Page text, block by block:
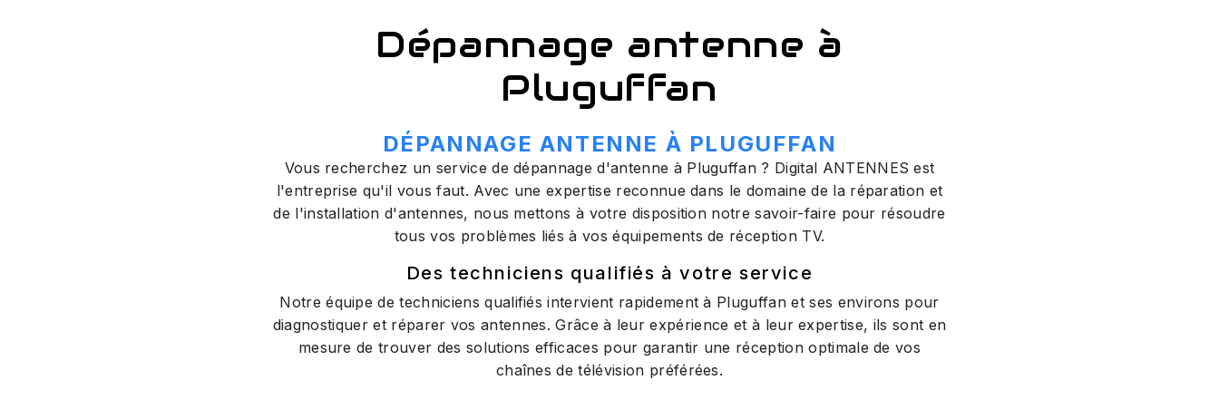
Dépannage antenne à
Pluguffan
DÉPANNAGE ANTENNE À PLUGUFFAN
Vous recherchez un service de dépannage d'antenne à Pluguffan ? Digital ANTENNES est
l'entreprise qu'il vous faut. Avec une expertise reconnue dans le domaine de la réparation et
de l'installation d'antennes, nous mettons à votre disposition notre savoir-faire pour résoudre
tous vos problèmes liés à vos équipements de réception TV.
Des techniciens qualifiés à votre service
Notre équipe de techniciens qualifiés intervient rapidement à Pluguffan et ses environs pour
diagnostiquer et réparer vos antennes. Grâce à leur expérience et à leur expertise, ils sont en
mesure de trouver des solutions efficaces pour garantir une réception optimale de vos
chaînes de télévision préférées.